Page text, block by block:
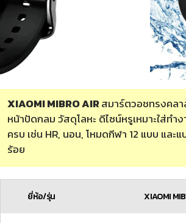
XIAOMI MIBRO AIRสมาร์ตวอชทรงคล
หน้าปัดกลม วัสดุโลหะ ดีไซน์หรูเหมาะใส่ทำ
ครบ เช่น HR, นอน, โหมดกีฬา 12 แบบ และ
ร้อย
ยี่ห้อ/รุ่น XIAOMI